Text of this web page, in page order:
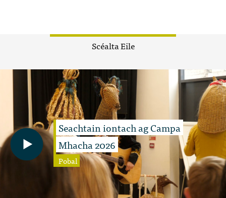
Scéalta Eile
Seachtain iontach ag Campa
Mhacha 2026
Pobal